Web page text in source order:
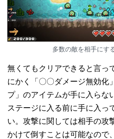
多数の敵を相手にす
無くてもクリアできると言っ
にかく「〇〇ダメージ無効化
プ」のアイテムが手に入らな
ステージに入る前に手に入っ
い。攻撃に関しては相手の攻
かけて倒すことは可能なので